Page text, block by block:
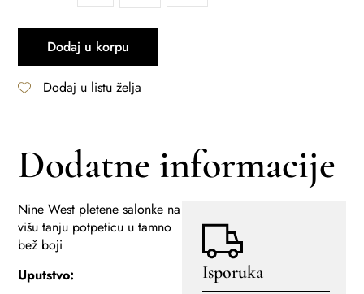
Dodaj u korpu
Dodaj u listu želja
Dodatne informacije
Nine West pletene salonke na
višu tanju potpeticu u tamno
bež boji
Uputstvo:
Isporuka